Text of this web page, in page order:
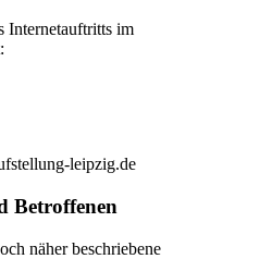
Internetauftritts im
leipzig.de
Betroffenen
näher beschriebene